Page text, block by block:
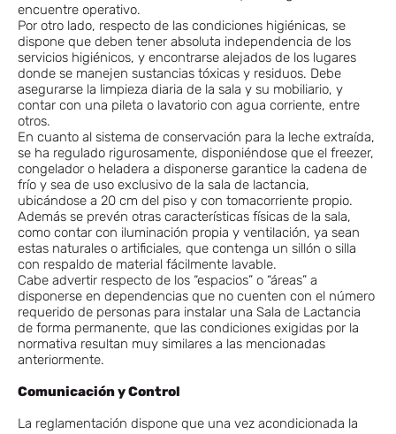
encuentre operativo.
Por otro lado, respecto de las condiciones higiénicas, se
dispone que deben tener absoluta independencia de los
servicios higiénicos, y encontrarse alejados de los lugares
donde se manejen sustancias tóxicas y residuos. Debe
asegurarse la limpieza diaria de la sala y su mobiliario, y
contar con una pileta o lavatorio con agua corriente, entre
otros.
En cuanto al sistema de conservación para la leche extraída,
se ha regulado rigurosamente, disponiéndose que el freezer,
congelador o heladera a disponerse garantice la cadena de
frío y sea de uso exclusivo de la sala de lactancia,
ubicándose a 20 cm del piso y con tomacorriente propio.
Además se prevén otras características físicas de la sala,
como contar con iluminación propia y ventilación, ya sean
estas naturales o artificiales, que contenga un sillón o silla
con respaldo de material fácilmente lavable.
Cabe advertir respecto de los “espacios” o “áreas” a
disponerse en dependencias que no cuenten con el número
requerido de personas para instalar una Sala de Lactancia
de forma permanente, que las condiciones exigidas por la
normativa resultan muy similares a las mencionadas
anteriormente.
Comunicación y Control
La reglamentación dispone que una vez acondicionada la